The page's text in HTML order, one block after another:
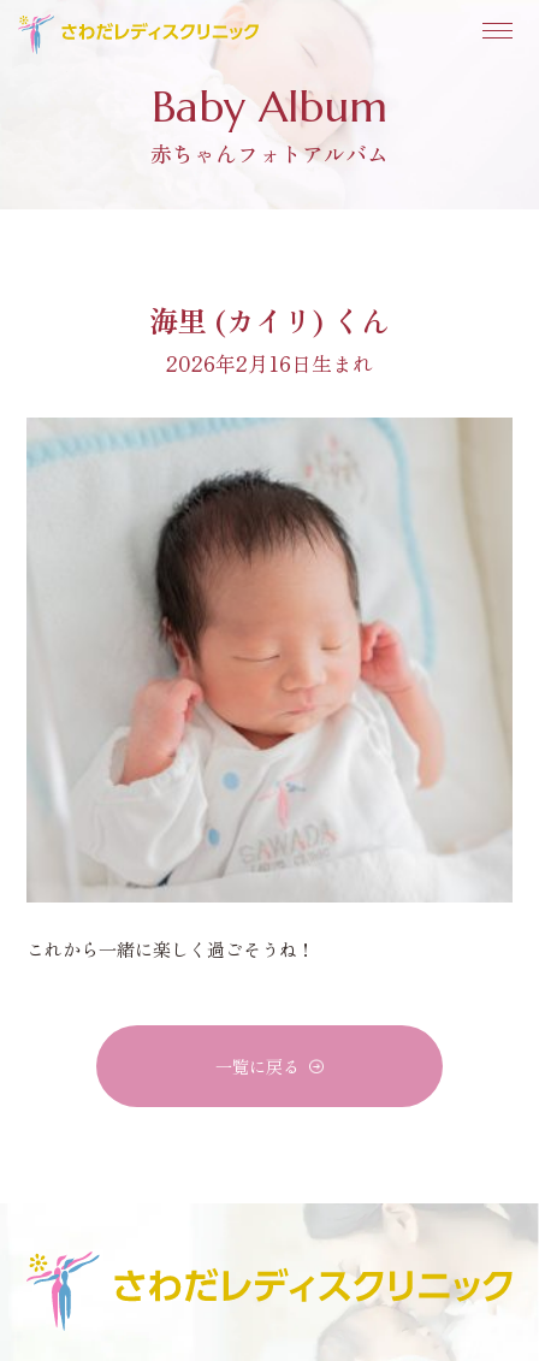
Baby Album
赤ちゃんフォトアルバム
海里 (カイリ) くん
2026年2月16日生まれ
これから一緒に楽しく過ごそうね！
一覧に戻る